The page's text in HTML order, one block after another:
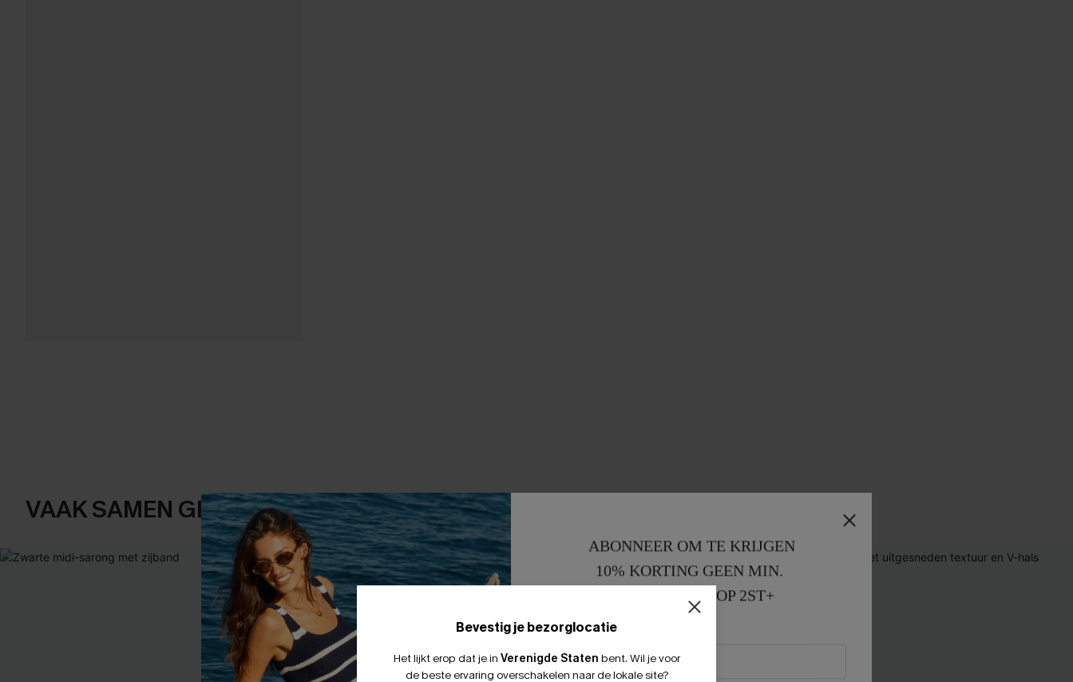
VAAK SAMEN GEKOCHT
Bevestig je bezorglocatie
Het lijkt erop dat je in Verenigde Staten bent. Wil je voor
de beste ervaring overschakelen naar de lokale site?
ABONNEER OM TE KRIJGEN
10% KORTING GEEN MIN.
15% KORTING OP 2ST+